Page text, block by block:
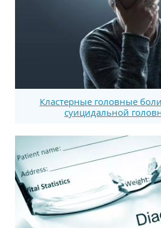
Кластерные головные
суицидальной